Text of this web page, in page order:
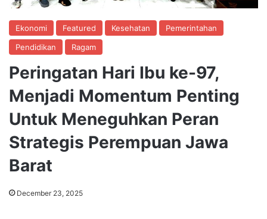
Ekonomi Featured Kesehatan
Pemerintahan
Pendidikan
Ragam
Peringatan Hari Ibu ke-97,
Menjadi Momentum Penting
Untuk Meneguhkan Peran
Strategis Perempuan Jawa
Barat
December 23, 2025